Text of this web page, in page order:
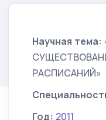
Научная тема:
РАСПИСАНИЙ»
Год: 2011